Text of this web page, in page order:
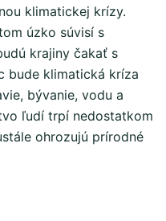
klimatickej krízy.
úzko súvisí s
krajiny čakať s
bude klimatická kríza
bývanie, vodu a
ľudí trpí nedostatkom
ohrozujú prírodné